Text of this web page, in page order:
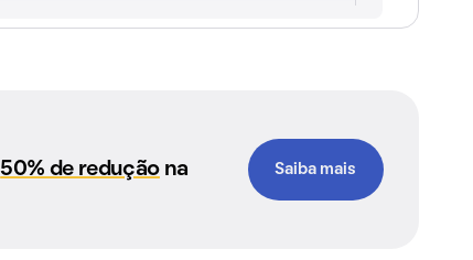
50% de reduçãona
Saiba mais